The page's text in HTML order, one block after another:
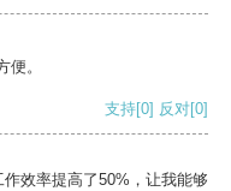
。
支持[0] 反对[0]
效率提高了50%，让我能够